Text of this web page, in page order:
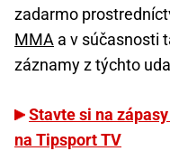
zadarmo
MMA a v súčasnosti
záznamy z týchto
Stavte si na
na Tipsport TV